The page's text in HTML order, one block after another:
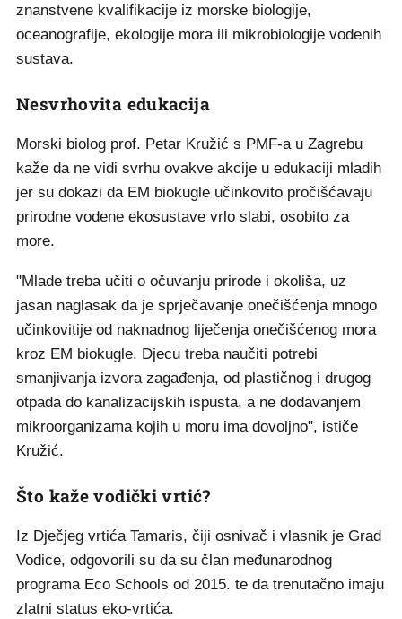
znanstvene kvalifikacije iz morske biologije,
oceanografije, ekologije mora ili mikrobiologije vodenih
sustava.
Nesvrhovita edukacija
Morski biolog prof. Petar Kružić s PMF-a u Zagrebu
kaže da ne vidi svrhu ovakve akcije u edukaciji mladih
jer su dokazi da EM biokugle učinkovito pročišćavaju
prirodne vodene ekosustave vrlo slabi, osobito za
more.
"Mlade treba učiti o očuvanju prirode i okoliša, uz
jasan naglasak da je sprječavanje onečišćenja mnogo
učinkovitije od naknadnog liječenja onečišćenog mora
kroz EM biokugle. Djecu treba naučiti potrebi
smanjivanja izvora zagađenja, od plastičnog i drugog
otpada do kanalizacijskih ispusta, a ne dodavanjem
mikroorganizama kojih u moru ima dovoljno", ističe
Kružić.
Što kaže vodički vrtić?
Iz Dječjeg vrtića Tamaris, čiji osnivač i vlasnik je Grad
Vodice, odgovorili su da su član međunarodnog
programa Eco Schools od 2015. te da trenutačno imaju
zlatni status eko-vrtića.